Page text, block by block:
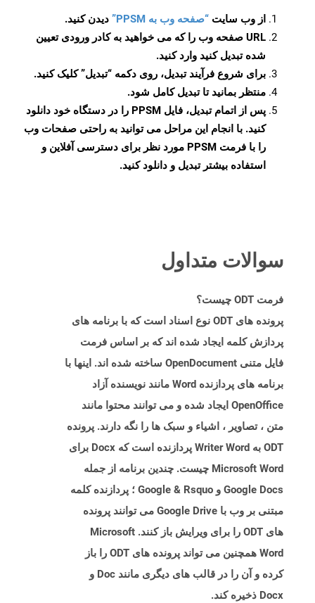
از وب سایت “صفحه وب به PPSM”
دیدن کنید.
URL صفحه وب را که می خواهید به کادر ورودی تعیین
شده تبدیل کنید وارد کنید.
برای شروع فرآیند تبدیل، روی دکمه “تبدیل” کلیک کنید.
منتظر بمانید تا تبدیل کامل شود.
پس از اتمام تبدیل، فایل PPSM را در دستگاه خود دانلود
کنید. با انجام این مراحل می توانید به راحتی صفحات وب
را با فرمت PPSM مورد نظر برای دسترسی آفلاین و
استفاده بیشتر تبدیل و دانلود کنید.
سوالات متداول
فرمت ODT چیست؟
پرونده های ODT نوع اسناد است که با برنامه های
پردازش کلمه ایجاد شده اند که بر اساس فرمت
فایل متنی OpenDocument ساخته شده اند. اینها با
برنامه های پردازنده Word مانند نویسنده آزاد
OpenOffice ایجاد شده و می توانند محتوا مانند
متن ، تصاویر ، اشیاء و سبک ها را نگه دارند. پرونده
ODT به Writer Word پردازنده است که Docx برای
Microsoft Word چیست. چندین برنامه از جمله
Google Docs و Google & Rsquo ؛ پردازنده کلمه
مبتنی بر وب با Google Drive می توانند پرونده
های ODT را برای ویرایش باز کنند. Microsoft
Word همچنین می تواند پرونده های ODT را باز
کرده و آن را در قالب های دیگری مانند Doc و
Docx ذخیره کند.